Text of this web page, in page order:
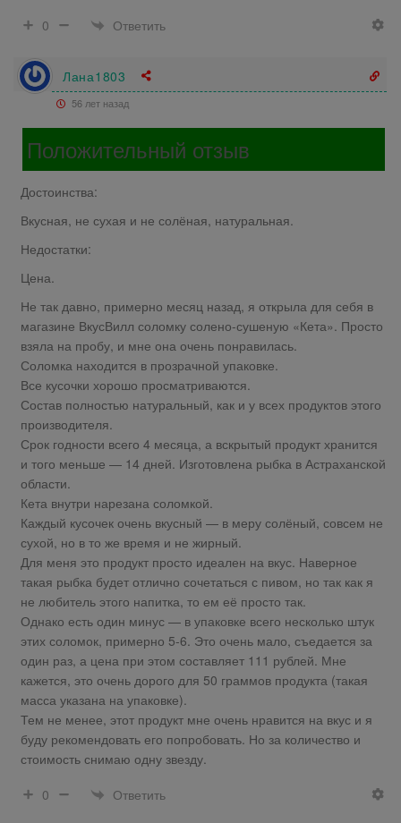
0 Ответить
Лана1803
56 лет назад
Положительный отзыв
Достоинства:
Вкусная, не сухая и не солёная, натуральная.
Недостатки:
Цена.
Не так давно, примерно месяц назад, я открыла для себя в
магазине ВкусВилл соломку солено-сушеную «Кета». Просто
взяла на пробу, и мне она очень понравилась.
Соломка находится в прозрачной упаковке.
Все кусочки хорошо просматриваются.
Состав полностью натуральный, как и у всех продуктов этого
производителя.
Срок годности всего 4 месяца, а вскрытый продукт хранится
и того меньше — 14 дней. Изготовлена рыбка в Астраханской
области.
Кета внутри нарезана соломкой.
Каждый кусочек очень вкусный — в меру солёный, совсем не
сухой, но в то же время и не жирный.
Для меня это продукт просто идеален на вкус. Наверное
такая рыбка будет отлично сочетаться с пивом, но так как я
не любитель этого напитка, то ем её просто так.
Однако есть один минус — в упаковке всего несколько штук
этих соломок, примерно 5-6. Это очень мало, съедается за
один раз, а цена при этом составляет 111 рублей. Мне
кажется, это очень дорого для 50 граммов продукта (такая
масса указана на упаковке).
Тем не менее, этот продукт мне очень нравится на вкус и я
буду рекомендовать его попробовать. Но за количество и
стоимость снимаю одну звезду.
0
Ответить